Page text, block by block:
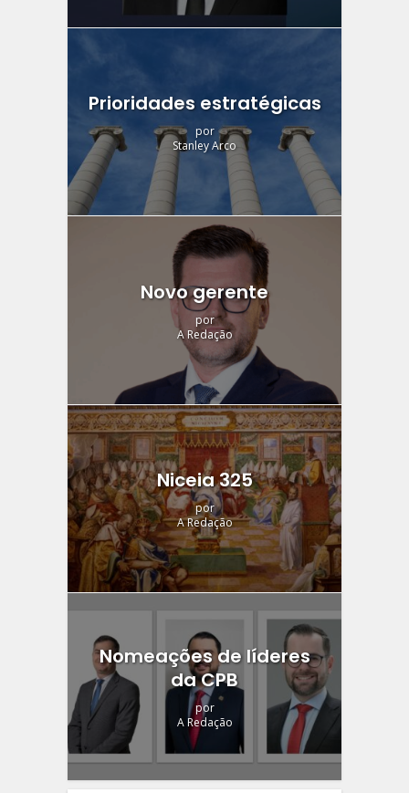
Prioridades estratégicas
por
Stanley Arco
Novo gerente
por
A Redação
Niceia 325
por
A Redação
Nomeações de líderes
da CPB
por
A Redação